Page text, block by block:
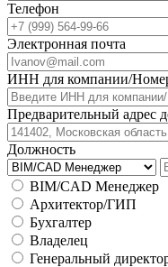
Телефон
Электронная почта
ИНН для компании/
Предварительный адрес
Должность
BIM/CAD Менеджер
Архитектор/ГИП
Бухгалтер
Владелец
Генеральный